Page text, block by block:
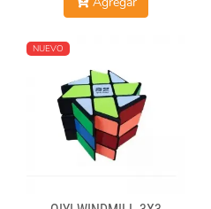
NUEVO